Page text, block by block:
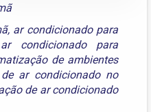
, ar condicionado para
ar condicionado para
de ambientes
ar condicionado no
de ar condicionado